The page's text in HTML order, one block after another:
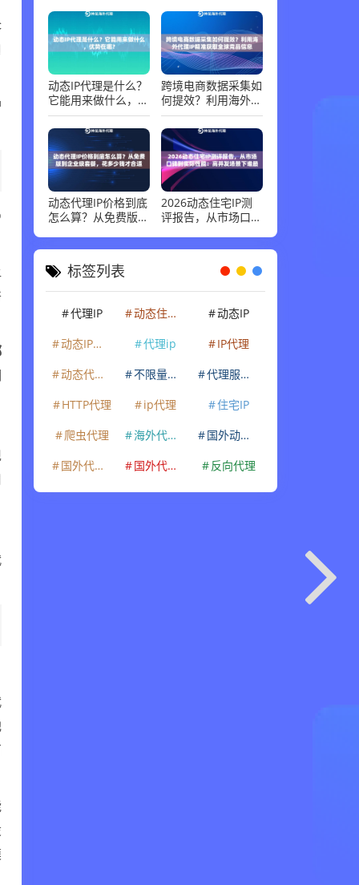
竞品
动态IP代理是什么？
它能用来做什么，优
跨境电商数据采集如
何提效？利用海外代
品信息
动态代理IP价格到底
怎么算？从免费版到
企业级套餐，花多少
钱才合适
2026动态住宅IP测
评报告，从市场口碑
到实际性能：高并发
场景下谁最稳
标签列表
代理IP 动态住宅IP
动态IP
动态IP代理
代理ip
IP代理
动态代理IP
不限量代理IP
代理服务器
HTTP代理
ip代理
住宅IP
爬虫代理
海外代理ip
国外动态IP
国外代理IP
国外代理ip 反向代理